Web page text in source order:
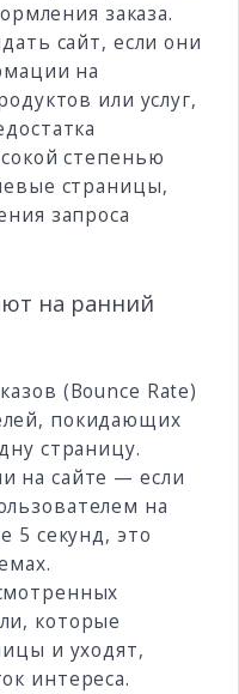
заказа.
сайт, если они
на
или услуг,
степенью
страницы,
запроса
на ранний
(Bounce Rate)
покидающих
страницу.
на сайте — если
на
5 секунд, это
которые
и уходят,
интереса.